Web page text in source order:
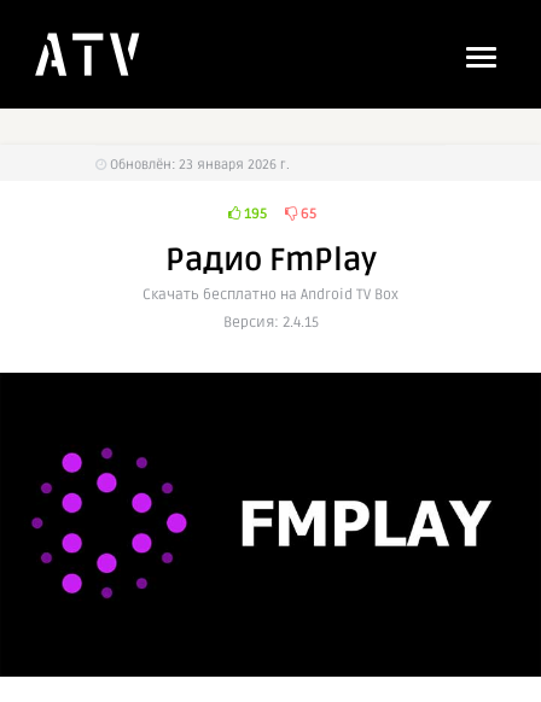
Обновлён: 23 января 2026 г.
195 65
Радио FmPlay
Cкачать бесплатно на Android TV Box
Версия: 2.4.15